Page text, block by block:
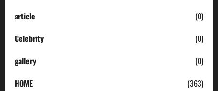
article
(0)
Celebrity
(0)
gallery
(0)
HOME
(363)